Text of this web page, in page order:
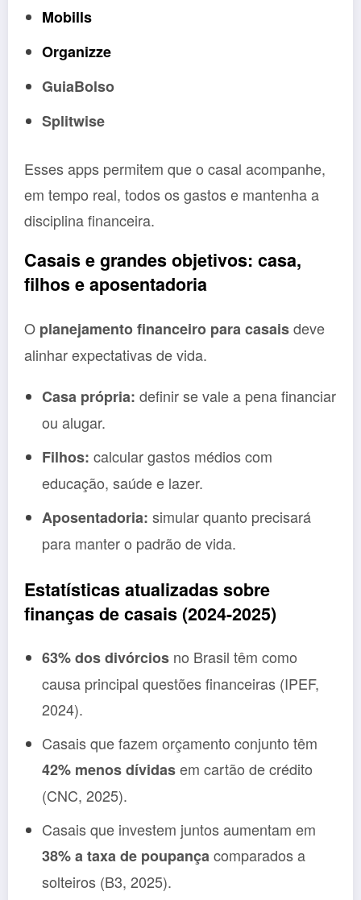
Mobills
Organizze
GuiaBolso
Splitwise
Esses apps permitem que o casal acompanhe,
em tempo real, todos os gastos e mantenha a
disciplina financeira.
Casais e grandes objetivos: casa,
filhos e aposentadoria
O planejamento financeiro para casaisdeve
alinhar expectativas de vida.
Casa própria: definir se vale a pena financiar
ou alugar.
Filhos: calcular gastos médios com
educação, saúde e lazer.
Aposentadoria: simular quanto precisará
para manter o padrão de vida.
Estatísticas atualizadas sobre
finanças de casais (2024-2025)
63% dos divórcios no Brasil têm como
causa principal questões financeiras (IPEF,
2024).
Casais que fazem orçamento conjunto têm
42% menos dívidasem cartão de crédito
(CNC, 2025).
Casais que investem juntos aumentam em
38% a taxa de poupançacomparados a
solteiros (B3, 2025).